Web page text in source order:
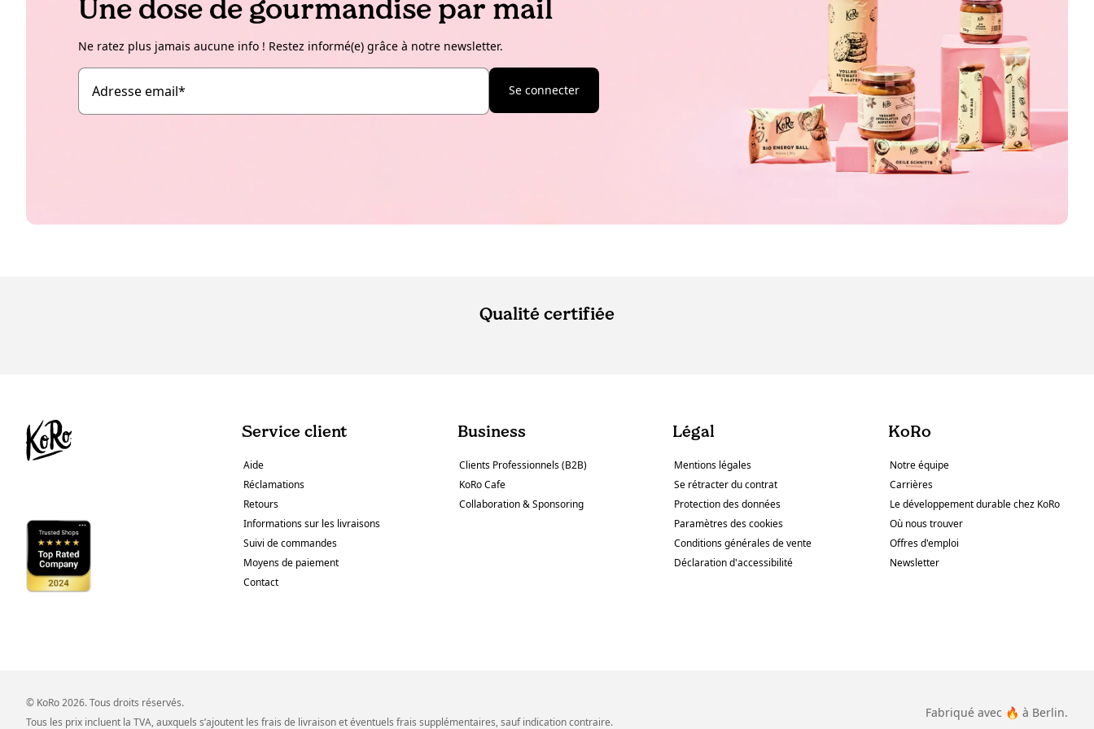
Une dose de gourmandise par mail
Ne ratez plus jamais aucune info ! Restez informé(e) grâce à notre newsletter.
Adresse email* Se connecter
Qualité certifiée
Service client
Aide
Réclamations
Retours
Informations sur les livraisons
Suivi de commandes
Moyens de paiement
Contact
Business
Clients Professionnels (B2B)
KoRo Cafe
Collaboration & Sponsoring
Légal
Mentions légales
Se rétracter du contrat
Protection des données
Paramètres des cookies
Conditions générales de vente
Déclaration d'accessibilité
KoRo
Notre équipe
Carrières
Le développement durable chez KoRo
Où nous trouver
Offres d'emploi
Newsletter
© KoRo 2026. Tous droits réservés.
Tous les prix incluent la TVA, auxquels s’ajoutent les frais de livraison et éventuels frais supplémentaires, sauf indication contraire.
Fabriqué avec 🔥 à Berlin.